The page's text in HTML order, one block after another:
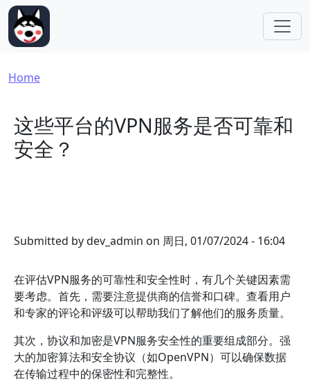
Skip to main content
Breadcrumb
Home
这些平台的VPN服务是否可靠和
安全？
Submitted bydev_admin on 周日, 01/07/2024 - 16:04
在评估VPN服务的可靠性和安全性时，有几个关键因素需
要考虑。首先，需要注意提供商的信誉和口碑。查看用户
和专家的评论和评级可以帮助我们了解他们的服务质量。
其次，协议和加密是VPN服务安全性的重要组成部分。强
大的加密算法和安全协议（如OpenVPN）可以确保数据
在传输过程中的保密性和完整性。